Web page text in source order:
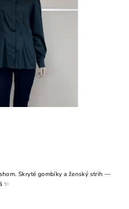
Skryté gombíky a ženský strih —
✨